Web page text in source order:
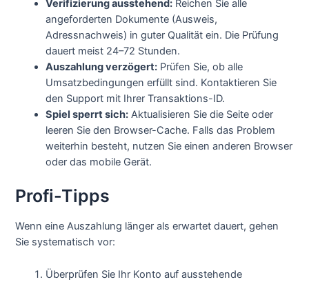
Verifizierung ausstehend: Reichen Sie alle
angeforderten Dokumente (Ausweis,
Adressnachweis) in guter Qualität ein. Die Prüfung
dauert meist 24–72 Stunden.
Auszahlung verzögert: Prüfen Sie, ob alle
Umsatzbedingungen erfüllt sind. Kontaktieren Sie
den Support mit Ihrer Transaktions-ID.
Spiel sperrt sich: Aktualisieren Sie die Seite oder
leeren Sie den Browser-Cache. Falls das Problem
weiterhin besteht, nutzen Sie einen anderen Browser
oder das mobile Gerät.
Profi-Tipps
Wenn eine Auszahlung länger als erwartet dauert, gehen
Sie systematisch vor:
Überprüfen Sie Ihr Konto auf ausstehende